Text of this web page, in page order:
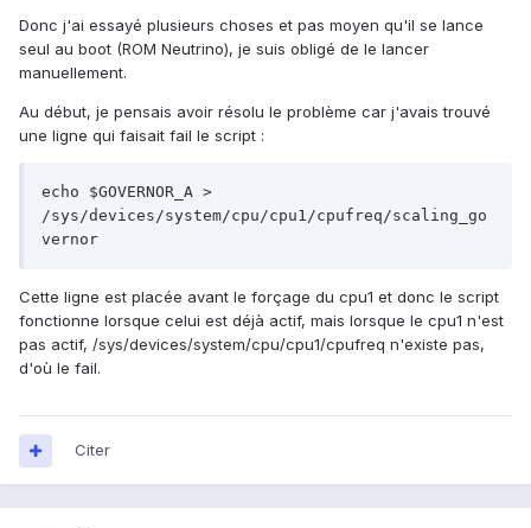
Donc j'ai essayé plusieurs choses et pas moyen qu'il se lance
seul au boot (ROM Neutrino), je suis obligé de le lancer
manuellement.
Au début, je pensais avoir résolu le problème car j'avais trouvé
une ligne qui faisait fail le script :
echo $GOVERNOR_A >
/sys/devices/system/cpu/cpu1/cpufreq/scaling_go
Cette ligne est placée avant le forçage du cpu1 et donc le script
fonctionne lorsque celui est déjà actif, mais lorsque le cpu1 n'est
pas actif, /sys/devices/system/cpu/cpu1/cpufreq n'existe pas,
d'où le fail.
Citer